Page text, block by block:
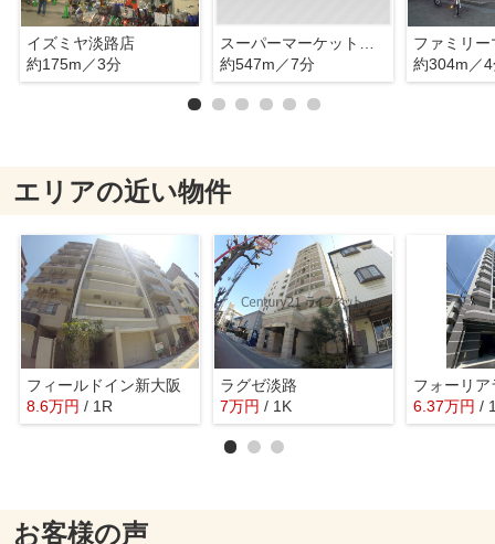
イズミヤ淡路店
約175m／3分
約547m／7分
約304m／
エリアの近い物件
フィールドイン新大阪
8.6万円 / 1R
ラグゼ淡路
7万円 / 1K 6.37万円 /
お客様の声